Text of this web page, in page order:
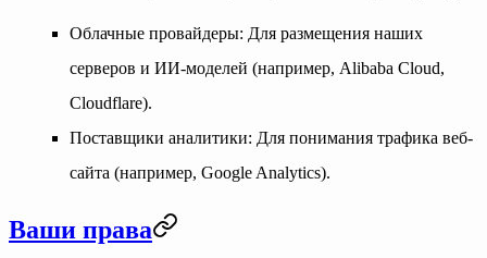
Облачные провайдеры: Для размещения наших
серверов и ИИ-моделей (например, Alibaba Cloud,
Cloudflare).
Поставщики аналитики: Для понимания трафика веб-
сайта (например, Google Analytics).
Ваши права